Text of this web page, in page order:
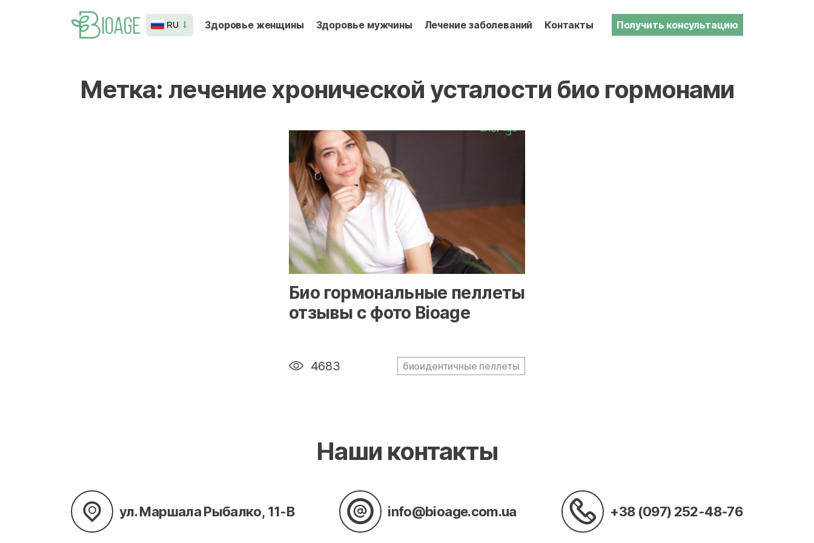
RU Здоровье женщины Здоровье мужчины Лечение заболеваний Контакты Получить консультацию
Метка: лечение хронической усталости био гормонами
" alt="loading" class="img-responsive"/>
Био гормональные пеллеты
отзывы с фото Bioage
4683 биоидентичные пеллеты
Наши контакты
ул. Маршала Рыбалко, 11-В info@bioage.com.ua +38 (097) 252-48-76